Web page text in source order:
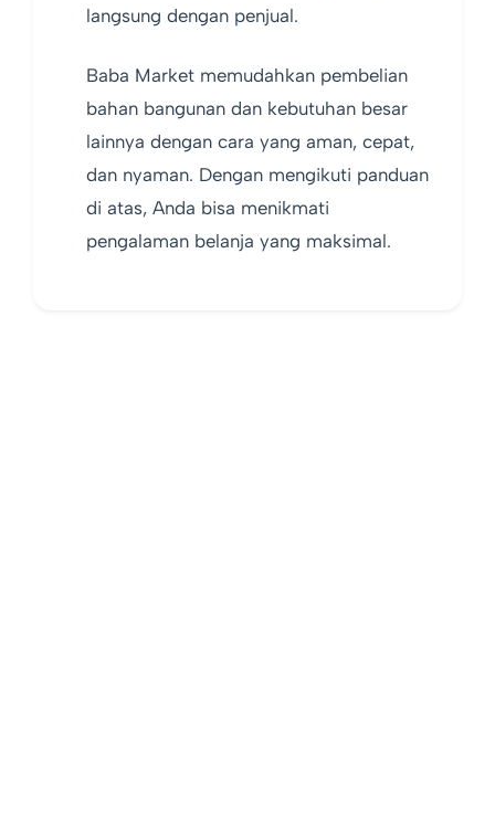
langsung dengan penjual.
Baba Market memudahkan pembelian
bahan bangunan dan kebutuhan besar
lainnya dengan cara yang aman, cepat,
dan nyaman. Dengan mengikuti panduan
di atas, Anda bisa menikmati
pengalaman belanja yang maksimal.